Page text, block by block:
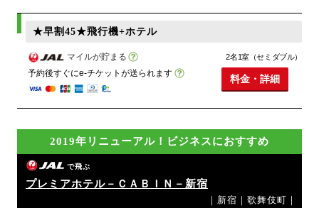
★早割45★飛行機+ホテル
マイルが貯まる
予約後すぐにe-チケットが送られます
2名1室（セミダブル）
料金・詳細
2019年リニューアル！ビジネスにおすすめ
で飛ぶ
プレミアホテル－ＣＡＢＩＮ－新宿
｜新宿｜歌舞伎町｜